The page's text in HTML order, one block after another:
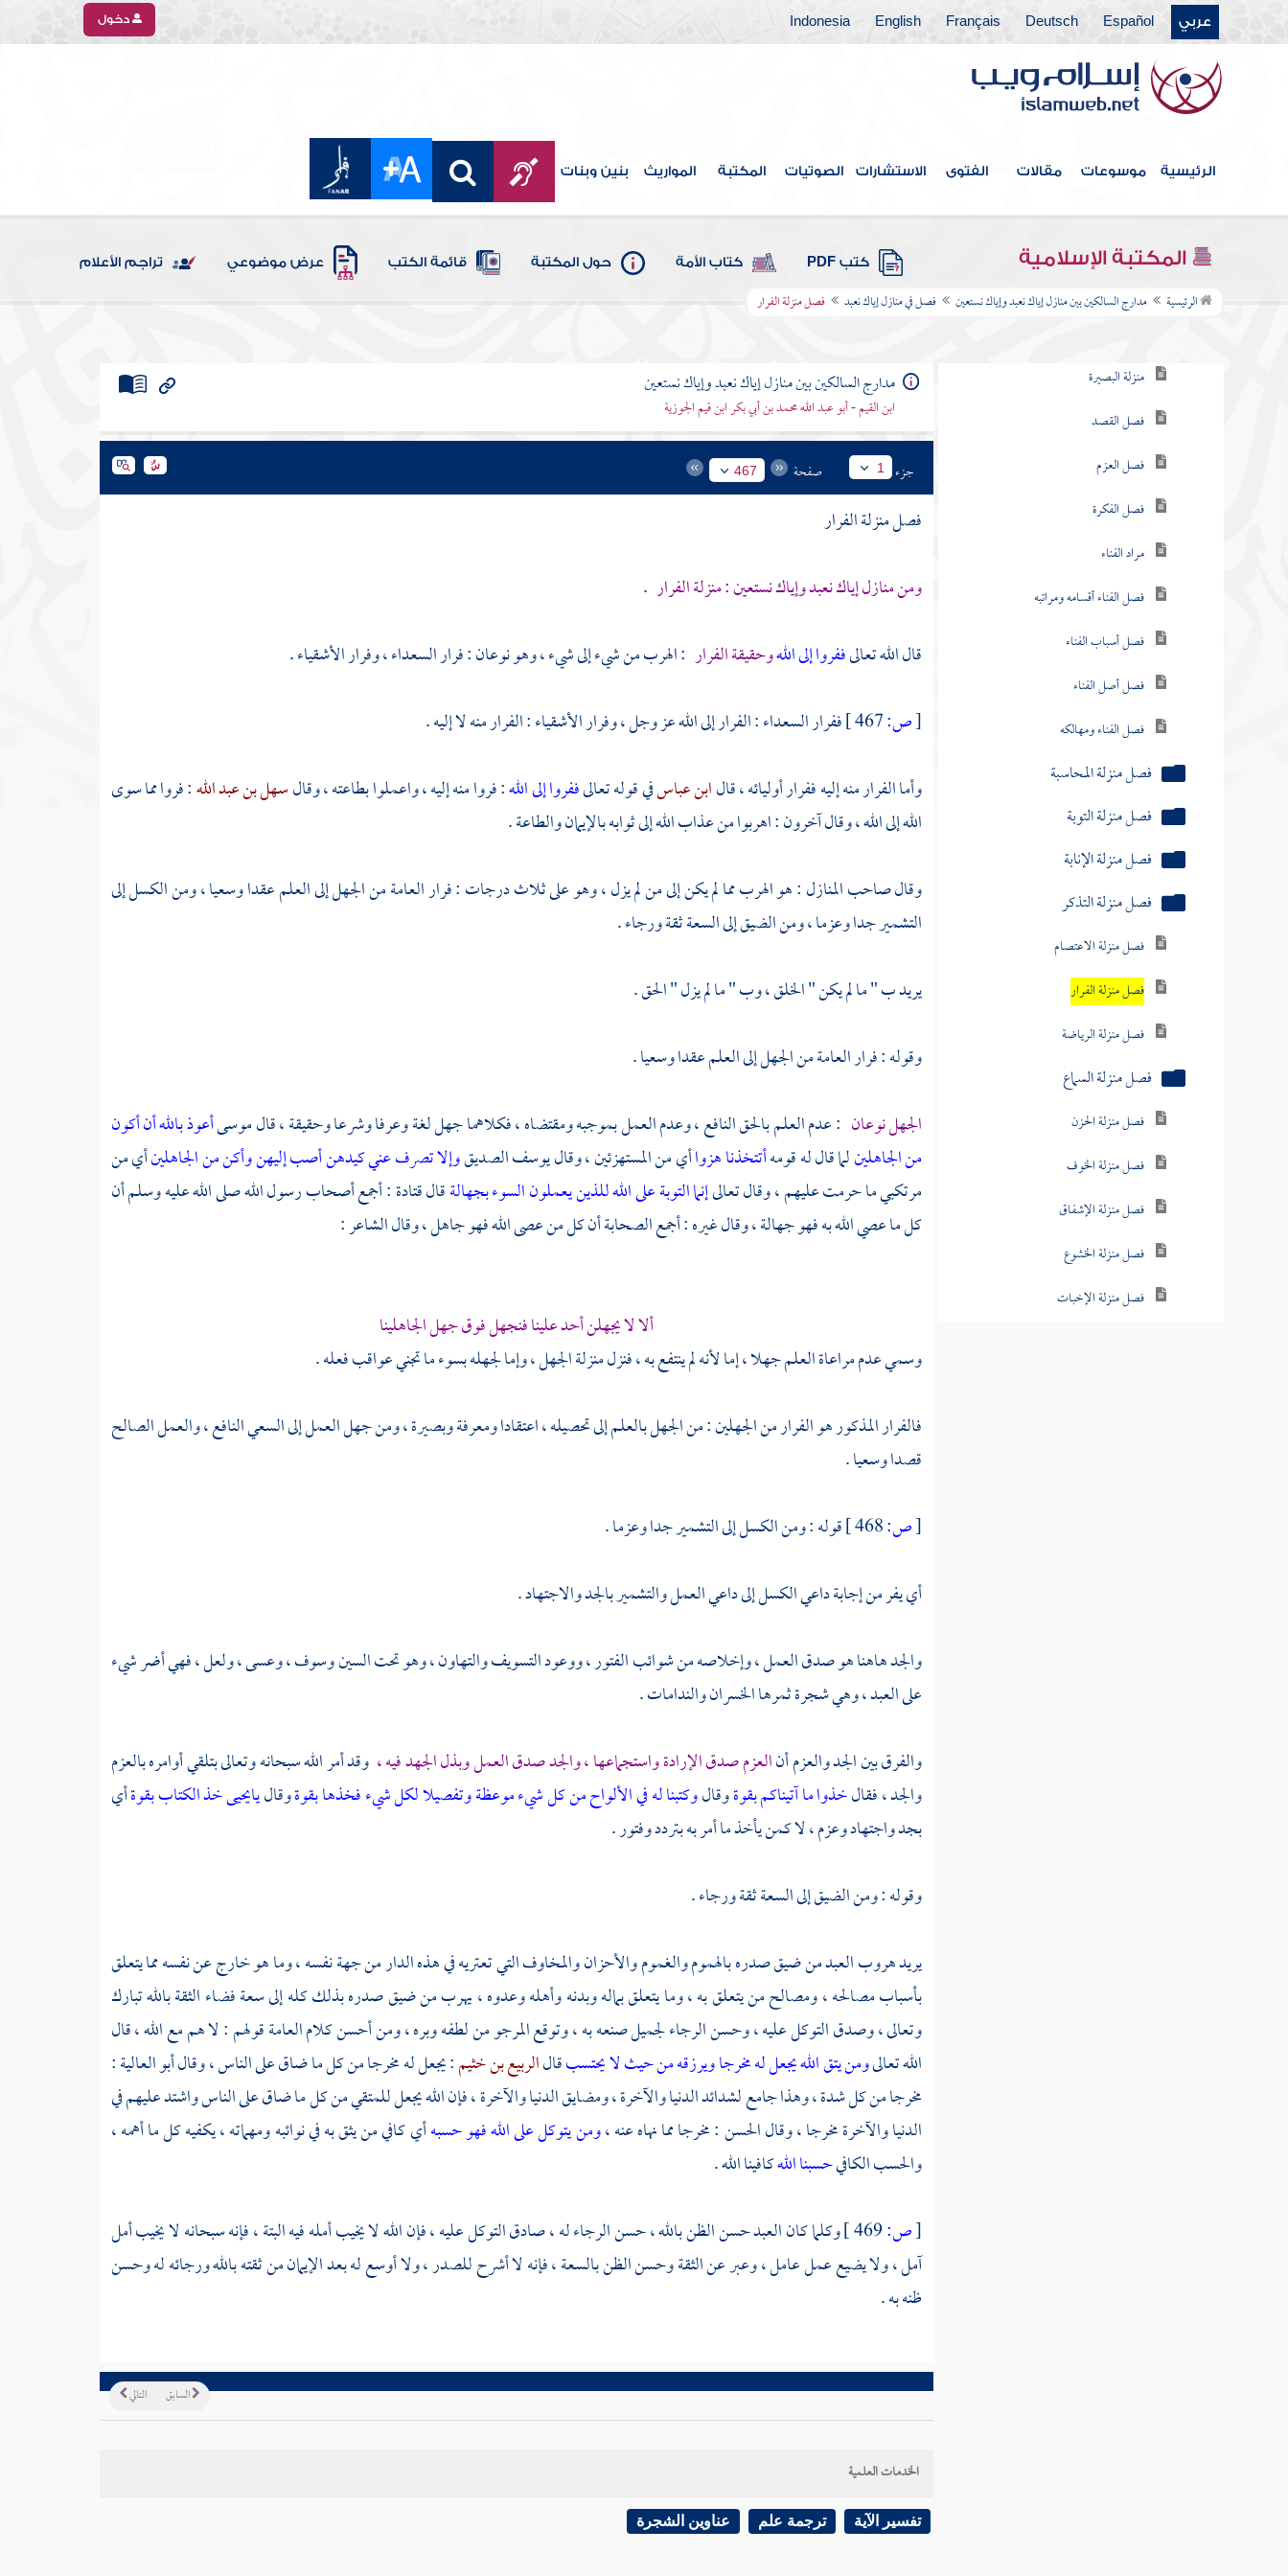
عربي Español
Deutsch
Français
English
Indonesia دخول
الرئيسية موسوعات مقالات الفتوى الاستشارات الصوتيات المكتبة المواريث بنين وبنات
المكتبة الإسلامية كتب PDF كتاب الأمة حول المكتبة قائمة الكتب عرض موضوعي تراجم الأعلام
الرئيسية مدارج السالكين بين منازل إياك نعبد وإياك نستعين فصل في منازل إياك نعبد فصل منزلة الفرار
الموت
فصل في انقسام العبودية إلى عامة
وخاصة
فصل في مراتب إياك نعبد علما
فصل مراتب العبودية وهي خمس عشرة مرتبة
فصل في منازل إياك نعبد
منزلة البصيرة
فصل القصد
فصل العزم
فصل الفكرة
مراد الفناء
فصل الفناء أقسامه ومراتبه
فصل أسباب الفناء
فصل أصل الفناء
فصل الفناء ومهالكه
فصل منزلة المحاسبة
فصل منزلة التوبة
فصل منزلة الإنابة
فصل منزلة التذكر
فصل منزلة الاعتصام
فصل منزلة الفرار
فصل منزلة الرياضة
فصل منزلة السماع
فصل منزلة الحزن
فصل منزلة الخوف
فصل منزلة الإشفاق
فصل منزلة الخشوع
فصل منزلة الإخبات
مدارج السالكين بين منازل إياك نعبد وإياك نستعين
ابن القيم - أبو عبد الله محمد بن أبي بكر ابن قيم الجوزية
جزء 1 صفحة 467
فصل منزلة الفرار
ومن منازل إياك نعبد وإياك نستعين : منزلة الفرار .
قال الله تعالىففروا إلى اللهوحقيقة الفرار : الهرب من شيء إلى شيء ، وهو نوعان : فرار السعداء ، وفرار الأشقياء .
[ص:
ففرار السعداء : الفرار إلى الله عز وجل ، وفرار الأشقياء : الفرار منه لا إليه .
وأما الفرار منه إليه ففرار أوليائه ، قالابن عباسفي قوله تعالىففروا إلى الله: فروا منه إليه ، واعملوا بطاعته ، وقالسهل بن عبد الله: فروا مما سوى
الله إلى الله ، وقال آخرون : اهربوا من عذاب الله إلى ثوابه بالإيمان والطاعة .
وقال صاحب المنازل : هو الهرب مما لم يكن إلى من لم يزل ، وهو على ثلاث درجات : فرار العامة من الجهل إلى العلم عقدا وسعيا ، ومن الكسل إلى
التشمير جدا وعزما ، ومن الضيق إلى السعة ثقة ورجاء .
يريد ب " ما لم يكن " الخلق ، وب " ما لم يزل " الحق .
وقوله : فرار العامة من الجهل إلى العلم عقدا وسعيا .
الجهل نوعان : عدم العلم بالحق النافع ، وعدم العمل بموجبه ومقتضاه ، فكلاهما جهل لغة وعرفا وشرعا وحقيقة ، قالموسىأعوذ بالله أن أكون
من الجاهلينلما قال له قومهأتتخذنا هزواأي من المستهزئين ، وقاليوسف الصديقوإلا تصرف عني كيدهن أصب إليهن وأكن من الجاهلينأي من
مرتكبي ما حرمت عليهم ، وقال تعالىإنما التوبة على الله للذين يعملون السوء بجهالةقالقتادة: أجمع أصحاب رسول الله صلى الله عليه وسلم أن
كل ما عصي الله به فهو جهالة ، وقال غيره : أجمع الصحابة أن كل من عصى الله فهو جاهل ، وقال الشاعر :
ألا لا يجهلن أحد علينا فنجهل فوق جهل الجاهلينا
وسمي عدم مراعاة العلم جهلا ، إما لأنه لم ينتفع به ، فنزل منزلة الجهل ، وإما لجهله بسوء ما تجني عواقب فعله .
فالفرار المذكور هو الفرار من الجهلين : من الجهل بالعلم إلى تحصيله ، اعتقادا ومعرفة وبصيرة ، ومن جهل العمل إلى السعي النافع ، والعمل الصالح
قصدا وسعيا .
[ص:
قوله : ومن الكسل إلى التشمير جدا وعزما .
أي يفر من إجابة داعي الكسل إلى داعي العمل والتشمير بالجد والاجتهاد .
والجد هاهنا هو صدق العمل ، وإخلاصه من شوائب الفتور ، ووعود التسويف والتهاون ، وهو تحت السين وسوف ، وعسى ، ولعل ، فهي أضر شيء
على العبد ، وهي شجرة ثمرها الخسران والندامات .
والفرق بين الجد والعزم أنالعزم صدق الإرادة واستجماعها ، والجد صدق العمل وبذل الجهد فيه ، وقد أمر الله سبحانه وتعالى بتلقي أوامره بالعزم
والجد ، فقالخذوا ما آتيناكم بقوةوقالوكتبنا له في الألواح من كل شيء موعظة وتفصيلا لكل شيء فخذها بقوةوقاليايحيى خذ الكتاب بقوةأي
بجد واجتهاد وعزم ، لا كمن يأخذ ما أمر به بتردد وفتور .
وقوله : ومن الضيق إلى السعة ثقة ورجاء .
يريد هروب العبد من ضيق صدره بالهموم والغموم والأحزان والمخاوف التي تعتريه في هذه الدار من جهة نفسه ، وما هو خارج عن نفسه مما يتعلق
بأسباب مصالحه ، ومصالح من يتعلق به ، وما يتعلق بماله وبدنه وأهله وعدوه ، يهرب من ضيق صدره بذلك كله إلى سعة فضاء الثقة بالله تبارك
وتعالى ، وصدق التوكل عليه ، وحسن الرجاء لجميل صنعه به ، وتوقع المرجو من لطفه وبره ، ومن أحسن كلام العامة قولهم : لا هم مع الله ، قال
الله تعالىومن يتق الله يجعل له مخرجا ويرزقه من حيث لا يحتسبقالالربيع بن خثيم: يجعل له مخرجا من كل ما ضاق على الناس ، وقالأبو العالية:
مخرجا من كل شدة ، وهذا جامع لشدائد الدنيا والآخرة ، ومضايق الدنيا والآخرة ، فإن الله يجعل للمتقي من كل ما ضاق على الناس واشتد عليهم في
الدنيا والآخرة مخرجا ، وقالالحسن: مخرجا مما نهاه عنه ،ومن يتوكل على الله فهو حسبهأي كافي من يثق به في نوائبه ومهماته ، يكفيه كل ما أهمه ،
والحسب الكافيحسبنا اللهكافينا الله .
[ص:
وكلما كان العبد حسن الظن بالله ، حسن الرجاء له ، صادق التوكل عليه ، فإن الله لا يخيب أمله فيه البتة ، فإنه سبحانه لا يخيب أمل
آمل ، ولا يضيع عمل عامل ، وعبر عن الثقة وحسن الظن بالسعة ، فإنه لا أشرح للصدر ، ولا أوسع له بعد الإيمان من ثقته بالله ورجائه له وحسن
ظنه به .
التالي السابق
الخدمات العلمية
تفسير الآية ترجمة علم عناوين الشجرة